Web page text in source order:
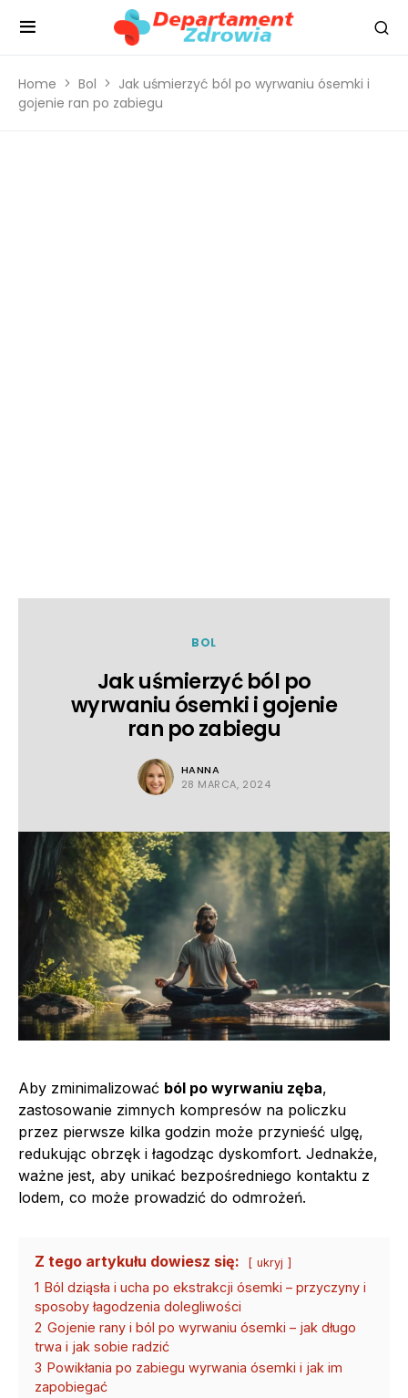
Home Bol
Jak uśmierzyć ból po wyrwaniu ósemki i
gojenie ran po zabiegu
BOL
Jak uśmierzyć ból po
wyrwaniu ósemki i gojenie
ran po zabiegu
HANNA
28 MARCA, 2024
Aby zminimalizować ból po wyrwaniu zęba,
zastosowanie zimnych kompresów na policzku
przez pierwsze kilka godzin może przynieść ulgę,
redukując obrzęk i łagodząc dyskomfort. Jednakże,
ważne jest, aby unikać bezpośredniego kontaktu z
lodem, co może prowadzić do odmrożeń.
Z tego artykułu dowiesz się: ukryj
1 Ból dziąsła i ucha po ekstrakcji ósemki – przyczyny i
sposoby łagodzenia dolegliwości
2 Gojenie rany i ból po wyrwaniu ósemki – jak długo
trwa i jak sobie radzić
3 Powikłania po zabiegu wyrwania ósemki i jak im
zapobiegać